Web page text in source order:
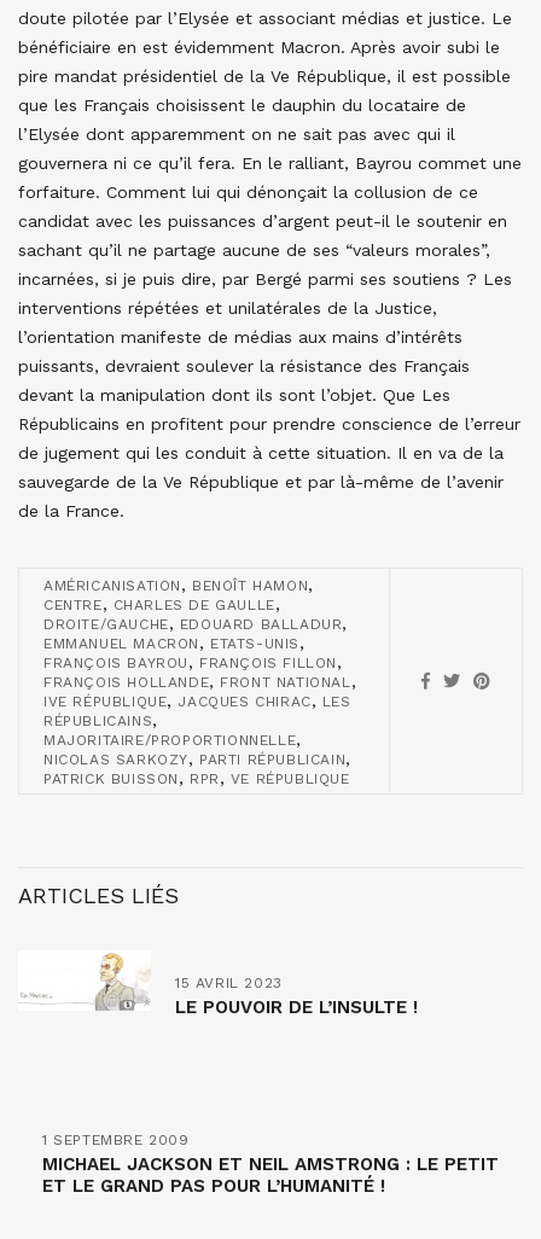
doute pilotée par l’Elysée et associant médias et justice. Le
bénéficiaire en est évidemment Macron. Après avoir subi le
pire mandat présidentiel de la Ve République, il est possible
que les Français choisissent le dauphin du locataire de
l’Elysée dont apparemment on ne sait pas avec qui il
gouvernera ni ce qu’il fera. En le ralliant, Bayrou commet une
forfaiture. Comment lui qui dénonçait la collusion de ce
candidat avec les puissances d’argent peut-il le soutenir en
sachant qu’il ne partage aucune de ses “valeurs morales”,
incarnées, si je puis dire, par Bergé parmi ses soutiens ? Les
interventions répétées et unilatérales de la Justice,
l’orientation manifeste de médias aux mains d’intérêts
puissants, devraient soulever la résistance des Français
devant la manipulation dont ils sont l’objet. Que Les
Républicains en profitent pour prendre conscience de l’erreur
de jugement qui les conduit à cette situation. Il en va de la
sauvegarde de la Ve République et par là-même de l’avenir
de la France.
AMÉRICANISATION , BENOÎT HAMON,
CENTRE, CHARLES DE GAULLE,
DROITE/GAUCHE, EDOUARD BALLADUR,
EMMANUEL MACRON , ETATS-UNIS ,
FRANÇOIS BAYROU , FRANÇOIS FILLON ,
FRANÇOIS HOLLANDE, FRONT NATIONAL,
IVE RÉPUBLIQUE, JACQUES CHIRAC, LES
RÉPUBLICAINS,
MAJORITAIRE/PROPORTIONNELLE,
NICOLAS SARKOZY, PARTI RÉPUBLICAIN,
PATRICK BUISSON , RPR , VE RÉPUBLIQUE
ARTICLES LIÉS
15 AVRIL 2023
LE POUVOIR DE L’INSULTE !
1 SEPTEMBRE 2009
MICHAEL JACKSON ET NEIL AMSTRONG : LE PETIT
ET LE GRAND PAS POUR L’HUMANITÉ !